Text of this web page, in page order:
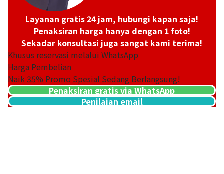
Referensi Harga Buyback
Rp 67.697.547
Layanan gratis 24 jam, hubungi kapan saja!
Penaksiran harga hanya dengan 1 foto!
Sekadar konsultasi juga sangat kami terima!
Khusus reservasi melalui WhatsApp
Harga Pembelian
Naik35% Promo Spesial Sedang Berlangsung!
Penaksiran gratis via WhatsApp
Penilaian email